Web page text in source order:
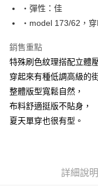
１．簡單：不需註冊會員
３．安心：先確認商品／
【「AFTEE先享後付」結
１．於結帳方式選擇「
結帳頁面，進行簡訊認證
２．訂單成立數日內，您
３．收到繳費通知簡訊後
ATM／網路銀行／等多元
※ 請注意：結帳手續完成
購買商品的店家。未經商
運送方式
每筆NT$80，滿
先付款後全家取貨
每筆NT$80，滿
7-11付款取貨
每筆NT$80，滿
‧彈性：佳
‧model 173/62，
銷售重點
特殊刷色紋理搭配立體
穿起來有種低調高級的
整體版型寬鬆自然，
布料舒適挺版不貼身，
夏天單穿也很有型。
詳細說明